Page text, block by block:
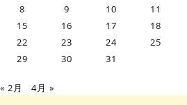
8
9 10 11
15
16 17 18
22
23 24 25
29
30 31
« 2月
4月 »